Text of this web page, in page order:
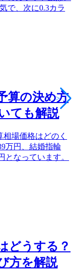
>
で、次に0.3カラ
算の決め方
ても解説
場価格はどのく
万円、結婚指輪
となっています。
どうする？
方を解説